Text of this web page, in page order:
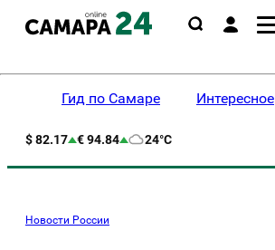
Гид по Самаре Интересное
$ 82.17 € 94.84 24°C
Новости России